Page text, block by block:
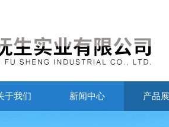
于我们 新闻中心 产品